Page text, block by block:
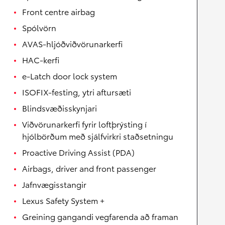
Front centre airbag
Spólvörn
AVAS-hljóðviðvörunarkerfi
HAC-kerfi
e-Latch door lock system
ISOFIX-festing, ytri aftursæti
Blindsvæðisskynjari
Viðvörunarkerfi fyrir loftþrýsting í
hjólbörðum með sjálfvirkri staðsetningu
Proactive Driving Assist (PDA)
Airbags, driver and front passenger
Jafnvægisstangir
Lexus Safety System +
Greining gangandi vegfarenda að framan